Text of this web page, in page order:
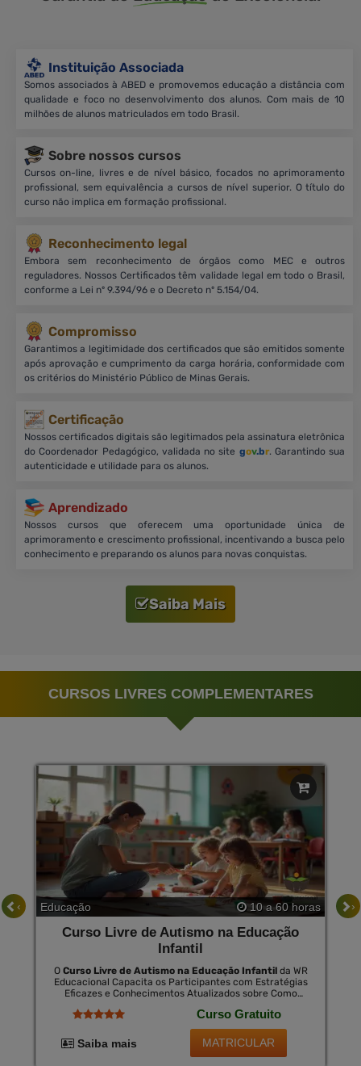
Instituição Associada
Somos associados à ABED e promovemos educação a distância com
qualidade e foco no desenvolvimento dos alunos. Com mais de 10
milhões de alunos matriculados em todo Brasil.
Sobre nossos cursos
Cursos on-line, livres e de nível básico, focados no aprimoramento
profissional, sem equivalência a cursos de nível superior. O título do
curso não implica em formação profissional.
Reconhecimento legal
Embora sem reconhecimento de órgãos como MEC e outros
reguladores. Nossos Certificados têm validade legal em todo o Brasil,
conforme a Lei nº 9.394/96 e o Decreto nº 5.154/04.
Compromisso
Garantimos a legitimidade dos certificados que são emitidos somente
após aprovação e cumprimento da carga horária, conformidade com
os critérios do Ministério Público de Minas Gerais.
Certificação
Nossos certificados digitais são legitimados pela assinatura eletrônica
do Coordenador Pedagógico, validada no site gov.br. Garantindo sua
autenticidade e utilidade para os alunos.
Aprendizado
Nossos cursos que oferecem uma oportunidade única de
aprimoramento e crescimento profissional, incentivando a busca pelo
conhecimento e preparando os alunos para novas conquistas.
Saiba Mais
CURSOS LIVRES COMPLEMENTARES
Educação 10 a 60 horas
Curso Livre de Autismo na Educação
Infantil
O Curso Livre de Autismo na Educação Infantilda WR
Educacional Capacita os Participantes com Estratégias
Eficazes e Conhecimentos Atualizados sobre Como
para Fomentar Um Ambiente Inclusivo Que Valoriza as
Diferenças e Maximiza o Potencial de Cada Criança. ao
Concluir o Curso, Há a Opção de Certificação, Que É
Válida Nacionalmente por Uma Pequena Taxa,
Curso Gratuito
Saiba mais MATRICULAR
‹ ›